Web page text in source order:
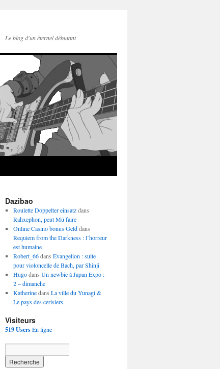
Le blog d'un éternel débutant
Dazibao
Roulette Doppelter einsatzdans
Rahxephon, peut Mû faire
Online Casino bonus Gelddans
Requiem from the Darkness : l’horreur
est humaine
Robert_66dans Evangelion : suite
pour violoncelle de Bach, par Shinji
Hugodans Un newbie à Japan Expo :
2 – dimanche
Katherinedans La ville du Yunagi &
Le pays des cerisiers
Visiteurs
519 UsersEn ligne